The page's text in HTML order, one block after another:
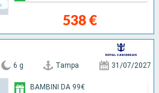
538 €
6 g Tampa 31/07/2027
BAMBINI DA 99€